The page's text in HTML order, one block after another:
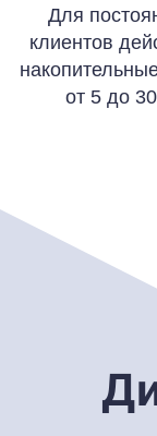
Для
клиентов
от 5 до